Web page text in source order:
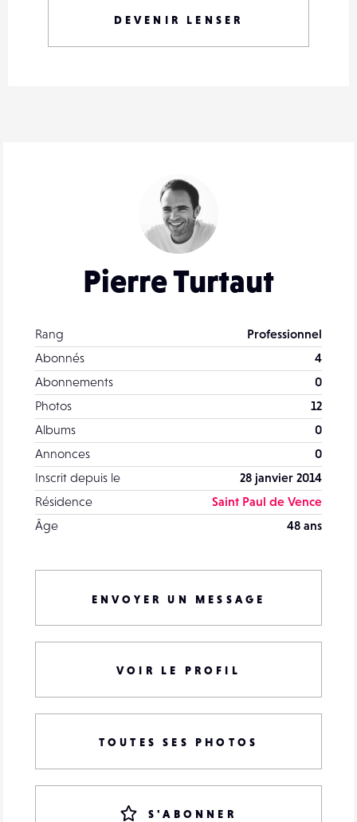
Pierre Turtaut
Rang
Professionnel
Abonnés
4
Abonnements
0
Photos
12
Albums
0
Annonces
0
Inscrit depuis le
28 janvier 2014
Résidence
Saint Paul de Vence
Âge
48 ans
ENVOYER UN MESSAGE
VOIR LE PROFIL
TOUTES SES PHOTOS
S'ABONNER
DEVENIR LENSER